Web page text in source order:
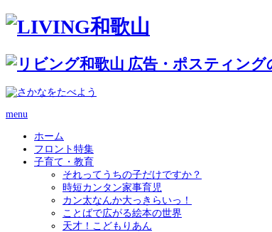
menu
ホーム
フロント特集
子育て・教育
それってうちの子だけですか？
時短カンタン家事育児
カン太なんか大っきらいっ！
ことばで広がる絵本の世界
天才！こどもりあん